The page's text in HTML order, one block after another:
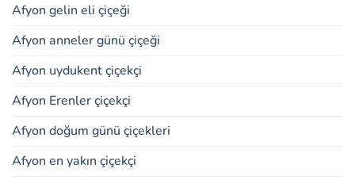
Afyon gelin eli çiçeği
Afyon anneler günü çiçeği
Afyon uydukent çiçekçi
Afyon Erenler çiçekçi
Afyon doğum günü çiçekleri
Afyon en yakın çiçekçi